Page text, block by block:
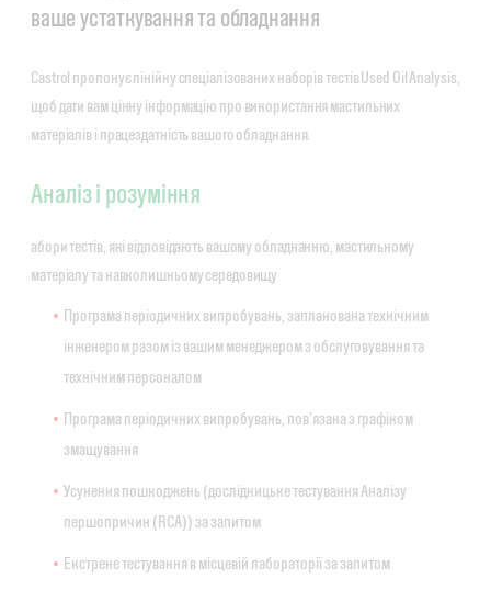
ваше устаткування та обладнання
Castrol пропонує лінійку спеціалізованих наборів тестів Used Oil Analysis,
щоб дати вам цінну інформацію про використання мастильних
матеріалів і працездатність вашого обладнання.
Аналіз і розуміння
абори тестів, які відповідають вашому обладнанню, мастильному
матеріалу та навколишньому середовищу
Програма періодичних випробувань, запланована технічним
інженером разом із вашим менеджером з обслуговування та
технічним персоналом
Програма періодичних випробувань, пов’язана з графіком
змащування
Усунення пошкоджень (дослідницьке тестування Аналізу
першопричин (RCA)) за запитом
Екстрене тестування в місцевій лабораторії за запитом